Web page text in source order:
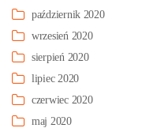
październik 2020
wrzesień 2020
sierpień 2020
lipiec 2020
czerwiec 2020
maj 2020